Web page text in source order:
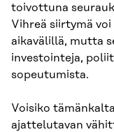
toivottuna
Vihreä siirtymä
aikavälillä, mutta
investointeja,
sopeutumista.
Voisiko
ajattelutavan